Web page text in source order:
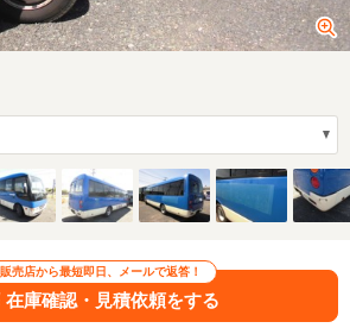
販売店から最短即日、メールで返答！
在庫確認・見積依頼をする